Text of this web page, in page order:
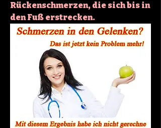
Rückenschmerzen, die sich bis in
den Fuß erstrecken.